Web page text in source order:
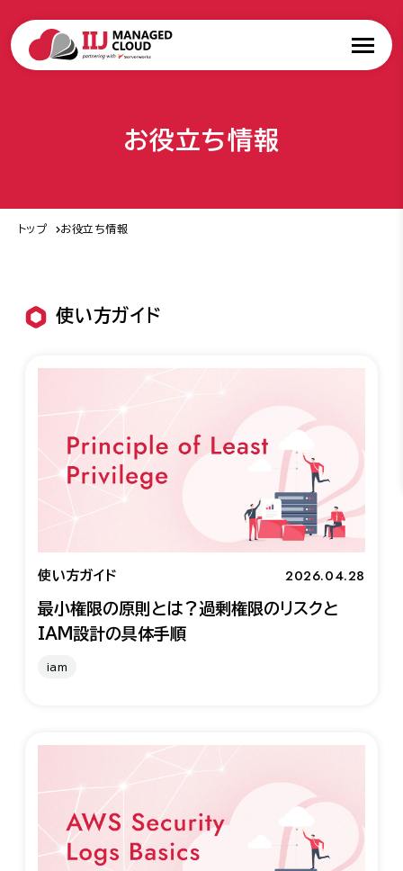
お役立ち情報
トップ お役立ち情報
使い方ガイド
使い方ガイド 2026.04.28
最小権限の原則とは？過剰権限のリスクと
IAM設計の具体手順
iam